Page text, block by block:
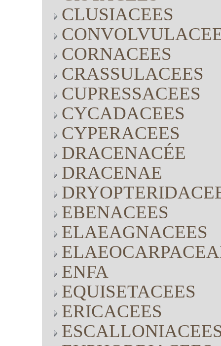
CLUSIACEES
CORNACEES
CRASSULACEES
CUPRESSACEES
CYCADACEES
CYPERACEES
DRACENACÉE
DRACENAE
EBENACEES
ELAEAGNACEES
ENFA
EQUISETACEES
ERICACEES